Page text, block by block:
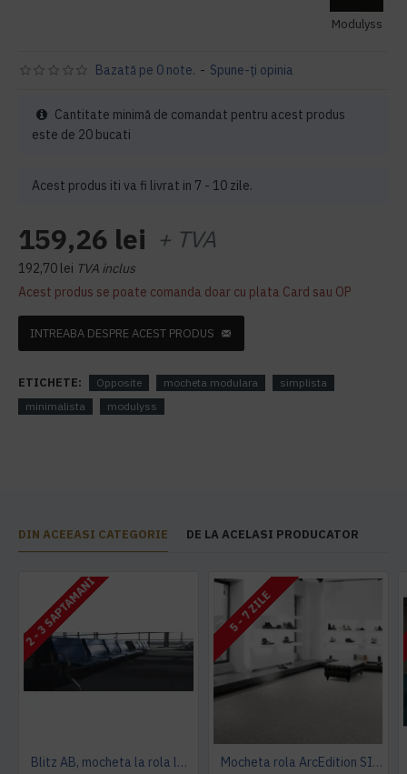
Modulyss
Acest produs iti va fi livrat in 7 - 10 zile.
Bazată pe 0 note. - Spune-ţi opinia
159,26 lei + TVA
192,70 lei TVA inclus
Acest produs se poate comanda doar cu plata Card sau OP
Cantitate minimă de comandat pentru acest produs
este de 20 bucati
INTREABA DESPRE ACEST PRODUS
ETICHETE: Opposite mocheta modulara
simplista
minimalista
modulyss
DIN ACEEASI CATEGORIE DE LA ACELASI PRODUCATOR
2 - 3 SAPTAMANI
Blitz AB, mocheta la rola latime 4 m, Balta Industries
5 - 7 ZILE
Mocheta rola ArcEdition SIRIOUS AB